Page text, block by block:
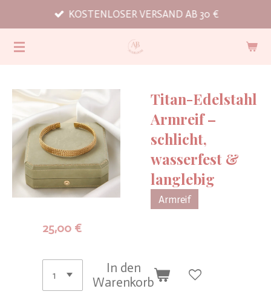
Hauptinhalt
springen
KOSTENLOSER VERSAND AB 30 €
Titan-Edelstahl
Armreif –
schlicht,
wasserfest &
langlebig
Armreif
25,00 €
In den
Warenkorb